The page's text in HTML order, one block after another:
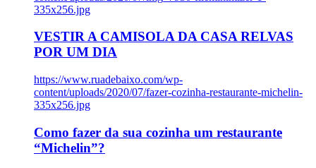
335x256.jpg
VESTIR A CAMISOLA DA CASA RELVAS
POR UM DIA
https://www.ruadebaixo.com/wp-
content/uploads/2020/07/fazer-cozinha-restaurante-michelin-
335x256.jpg
Como fazer da sua cozinha um restaurante
“Michelin”?